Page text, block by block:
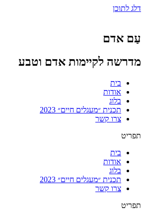
דלג לתוכן
עַם אדם
מדרשה לקיימות אדם וטבע​
בית
אודות
בלוג
תכנית ״מעגלים חיים״ 2023
צרו קשר
תפריט
בית
אודות
בלוג
תכנית ״מעגלים חיים״ 2023
צרו קשר
תפריט